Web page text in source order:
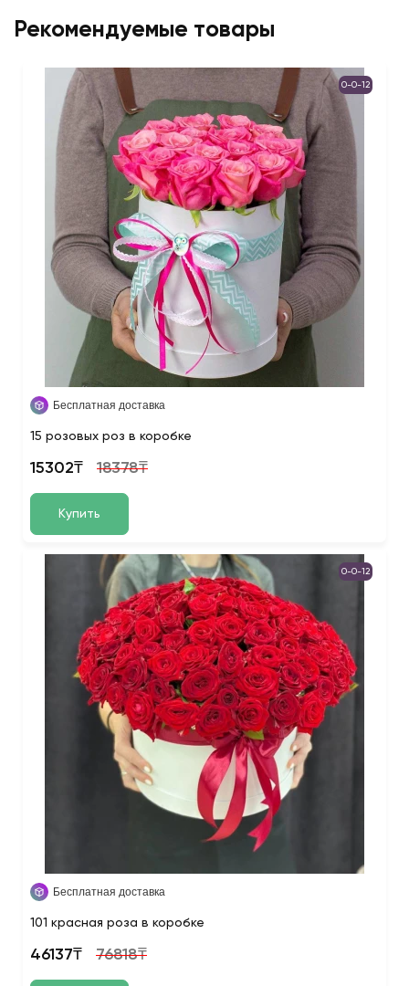
Рекомендуемые товары
0-0-12
Бесплатная доставка
15 розовых роз в коробке
15302₸ 18378₸
Купить
0-0-12
Бесплатная доставка
101 красная роза в коробке
46137₸ 76818₸